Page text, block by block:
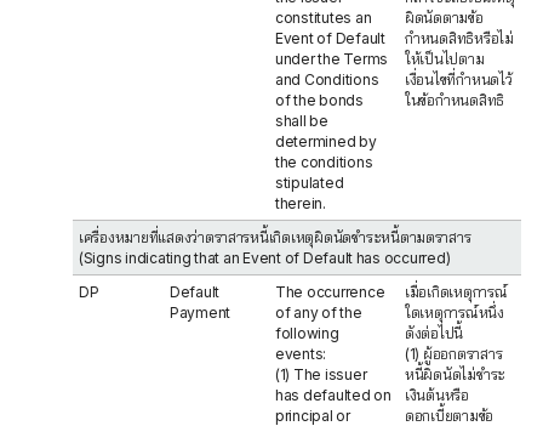
constitutes an
Event of Default
under the Terms
and Conditions
of the bonds
shall be
determined by
the conditions
stipulated
therein.
ผิดนัดตามข้อ
กำหนดสิทธิหรือไม่
ให้เป็นไปตาม
เงื่อนไขที่กำหนดไว้
ในข้อกำหนดสิทธิ
เครื่องหมายที่แสดงว่าตราสารหนี้เกิดเหตุผิดนัดชำระหนี้ตามตราสาร
(Signs indicating that an Event of Default has occurred)
DP
Default
Payment
The occurrence
of any of the
following
events:
(1) The issuer
has defaulted on
principal or
เมื่อเกิดเหตุการณ์
ใดเหตุการณ์หนึ่ง
ดังต่อไปนี้
(1) ผู้ออกตราสาร
หนี้ผิดนัดไม่ชำระ
เงินต้นหรือ
ดอกเบี้ยตามข้อ